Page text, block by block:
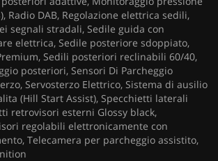
Radio DAB, Regolazione elettrica sedili,
segnali stradali, Sedile guida con
elettrica, Sedile posteriore sdoppiato,
Sedili posteriori reclinabili 60/40,
posteriori, Sensori Di Parcheggio
Servosterzo Elettrico, Sistema di ausilio
(Hill Start Assist), Specchietti laterali
retrovisori esterni Glossy black,
regolabili elettronicamente con
Telecamera per parcheggio assistito,